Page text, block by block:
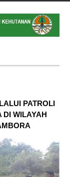
PATROLI
WILAYAH